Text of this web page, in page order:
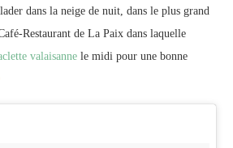
dans la neige de nuit, dans le plus grand
Restaurant de La Paix dans laquelle
valaisanne le midi pour une bonne